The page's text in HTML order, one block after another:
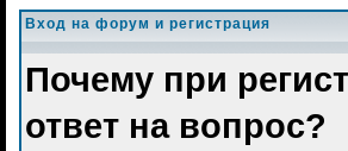
Вход на форум и регистрация
Почему при
ответ на вопрос?